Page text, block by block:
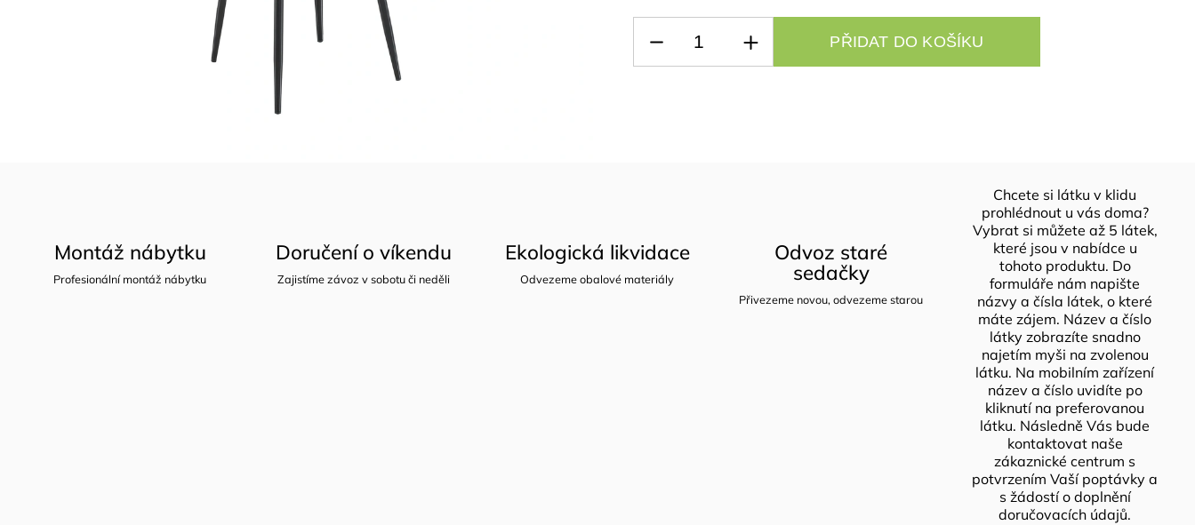
PŘIDAT DO KOŠÍKU
Montáž nábytku
Profesionální montáž nábytku
Doručení o víkendu
Zajistíme závoz v sobotu či neděli
Ekologická likvidace
Odvezeme obalové materiály
Odvoz staré
sedačky
Přivezeme novou, odvezeme starou
Chcete si látku v klidu
prohlédnout u vás doma?
Vybrat si můžete až 5 látek,
které jsou v nabídce u
tohoto produktu. Do
formuláře nám napište
názvy a čísla látek, o které
máte zájem. Název a číslo
látky zobrazíte snadno
najetím myši na zvolenou
látku. Na mobilním zařízení
název a číslo uvidíte po
kliknutí na preferovanou
látku. Následně Vás bude
kontaktovat naše
zákaznické centrum s
potvrzením Vaší poptávky a
s žádostí o doplnění
doručovacích údajů.